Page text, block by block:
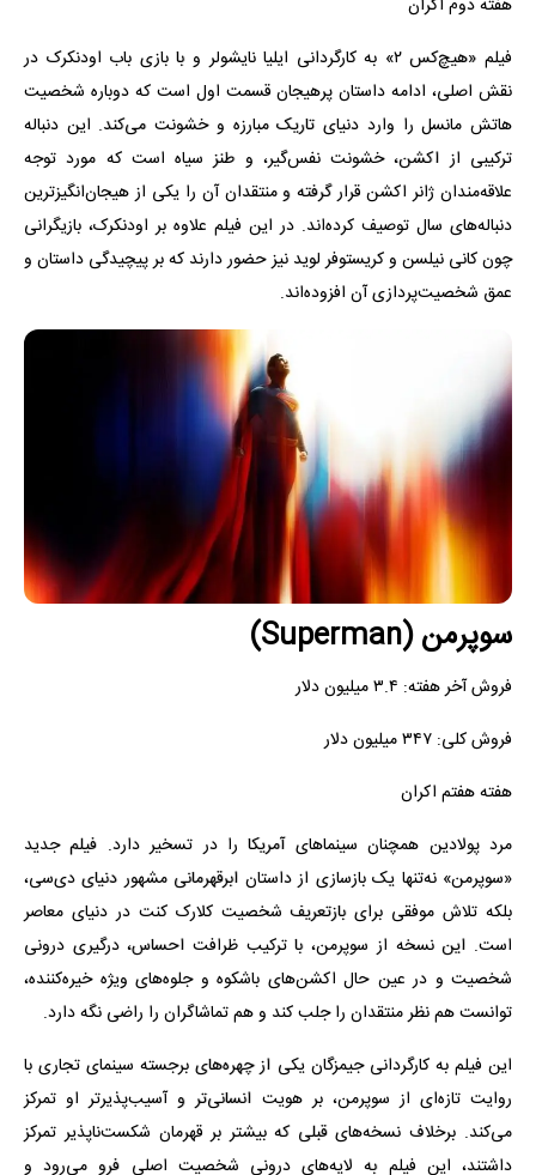
فیلم «هیچ‌کس ۲» به کارگردانی ایلیا نایشولر و با بازی باب اودنکرک در
نقش اصلی، ادامه داستان پرهیجان قسمت اول است که دوباره شخصیت
هاتش مانسل را وارد دنیای تاریک مبارزه و خشونت می‌کند. این دنباله
ترکیبی از اکشن، خشونت نفس‌گیر، و طنز سیاه است که مورد توجه
علاقه‌مندان ژانر اکشن قرار گرفته و منتقدان آن را یکی از هیجان‌انگیزترین
دنباله‌های سال توصیف کرده‌اند. در این فیلم علاوه بر اودنکرک، بازیگرانی
چون کانی نیلسن و کریستوفر لوید نیز حضور دارند که بر پیچیدگی داستان و
عمق شخصیت‌پردازی آن افزوده‌اند.
سوپرمن (Superman)
فروش آخر هفته: ۳.۴ میلیون دلار
فروش کلی: ۳۴۷ میلیون دلار
هفته هفتم اکران
مرد پولادین همچنان سینماهای آمریکا را در تسخیر دارد. فیلم جدید
«سوپرمن» نه‌تنها یک بازسازی از داستان ابرقهرمانی مشهور دنیای دی‌سی،
بلکه تلاش موفقی برای بازتعریف شخصیت کلارک کنت در دنیای معاصر
است. این نسخه از سوپرمن، با ترکیب ظرافت احساس، درگیری درونی
شخصیت و در عین حال اکشن‌های باشکوه و جلوه‌های ویژه خیره‌کننده،
توانست هم نظر منتقدان را جلب کند و هم تماشاگران را راضی نگه دارد.
این فیلم به کارگردانی جیمزگان یکی از چهره‌های برجسته سینمای تجاری با
روایت تازه‌ای از سوپرمن، بر هویت انسانی‌تر و آسیب‌پذیرتر او تمرکز
می‌کند. برخلاف نسخه‌های قبلی که بیشتر بر قهرمان شکست‌ناپذیر تمرکز
داشتند، این فیلم به لایه‌های درونی شخصیت اصلی فرو می‌رود و